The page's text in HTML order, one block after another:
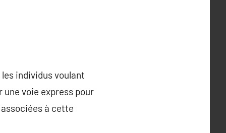
individus voulant
voie express pour
à cette